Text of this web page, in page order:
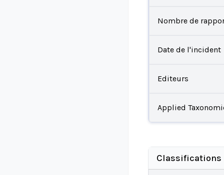
Nombre de
Date de l'incident
Editeurs
Applied
Classifications